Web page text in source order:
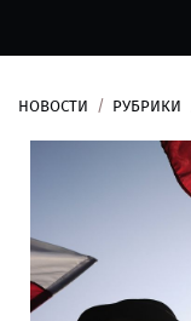
Контакты
О
НОВОСТИ РУБРИКИ